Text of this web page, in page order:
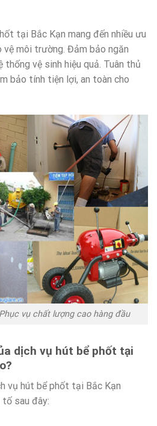
tại Bắc Kạn mang đến nhiều ưu
vệ môi trường. Đảm bảo ngăn
thống vệ sinh hiệu quả. Tuân thủ
bảo tính tiện lợi, an toàn cho
vụ chất lượng cao hàng đầu
dịch vụ hút bể phốt tại
vụ hút bể phốt tại Bắc Kạn
sau đây: